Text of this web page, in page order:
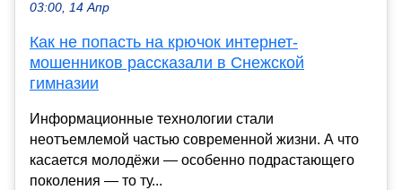
03:00, 14 Апр
Как не попасть на крючок интернет-
мошенников рассказали в Снежской
гимназии
Информационные технологии стали
неотъемлемой частью современной жизни. А что
касается молодёжи — особенно подрастающего
поколения — то ту...